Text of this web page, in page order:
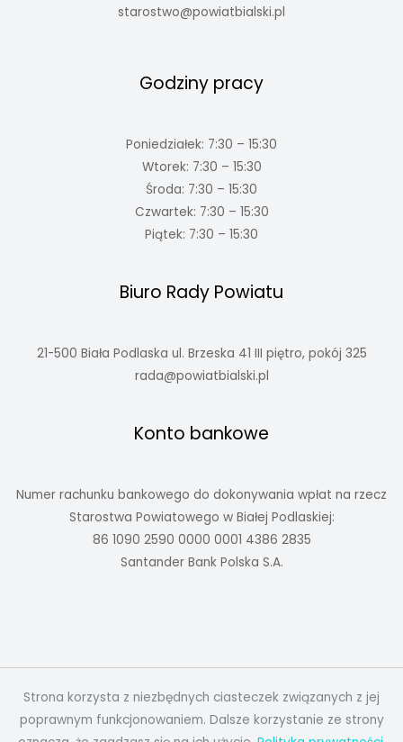
starostwo@powiatbialski.pl
Godziny pracy
Poniedziałek: 7:30 – 15:30
Wtorek: 7:30 – 15:30
Środa: 7:30 – 15:30
Czwartek: 7:30 – 15:30
Piątek: 7:30 – 15:30
Biuro Rady Powiatu
21-500 Biała Podlaska ul. Brzeska 41 III piętro, pokój 325
rada@powiatbialski.pl
Konto bankowe
Numer rachunku bankowego do dokonywania wpłat na rzecz
Starostwa Powiatowego w Białej Podlaskiej:
86 1090 2590 0000 0001 4386 2835
Santander Bank Polska S.A.
Strona korzysta z niezbędnych ciasteczek związanych z jej
poprawnym funkcjonowaniem. Dalsze korzystanie ze strony